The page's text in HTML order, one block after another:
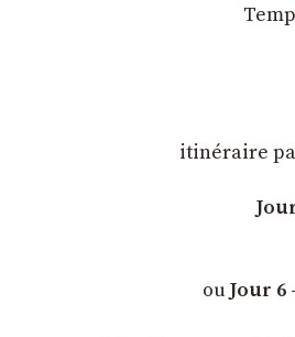
itinéraire
ouJour 6